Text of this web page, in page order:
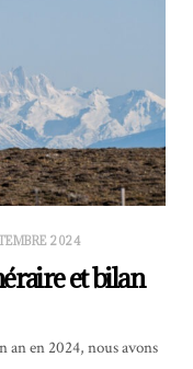
2024
et bilan
an en 2024, nous avons